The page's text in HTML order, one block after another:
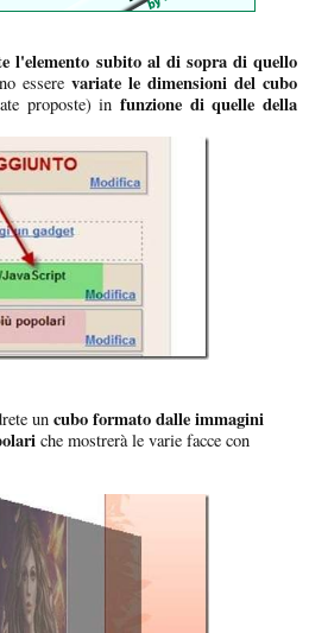
l'elemento subito al di sopra di quello
essere variate le dimensioni del cubo
proposte) infunzione di quelle della
un cubo formato dalle immagini
che mostrerà le varie facce con